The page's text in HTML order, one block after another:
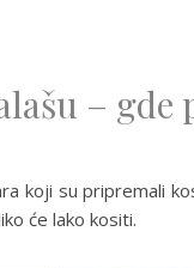
– gde
koji su pripremali
će lako kositi.